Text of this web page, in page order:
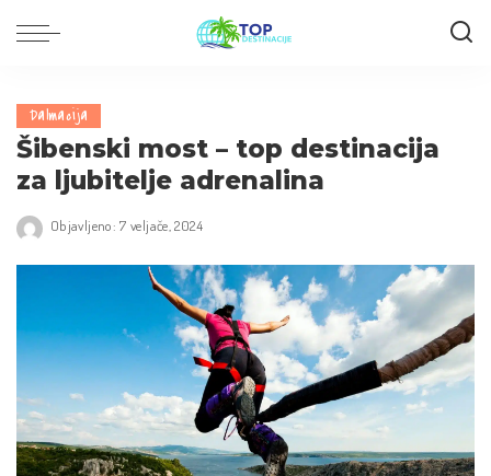
Dalmacija
Šibenski most – top destinacija
za ljubitelje adrenalina
Objavljeno: 7 veljače, 2024